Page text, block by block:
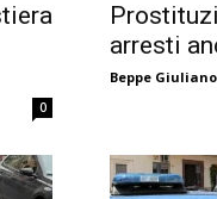
0
arresti
Beppe Giuliano